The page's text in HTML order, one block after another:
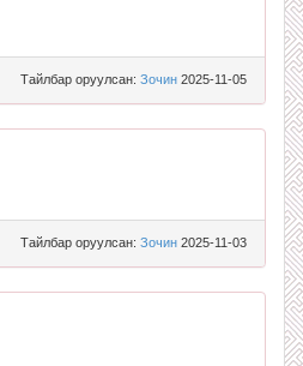
Тайлбар оруулсан: Зочин 2025-11-05
Тайлбар оруулсан: Зочин 2025-11-03